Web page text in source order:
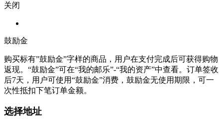
关闭
鼓励金
购买标有”鼓励金”字样的商品，用户在支付完成后可获得购物
返现。“鼓励金”可在“我的邮乐”-“我的资产”中查看。订单签收
后7天，用户可使用“鼓励金”消费，鼓励金无使用期限，可一
次性抵扣下笔订单金额。
选择地址